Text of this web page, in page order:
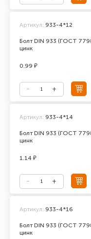
Болт DIN 933 (ГОСТ
цинк
Артикул: 933-4*12
0.99 ₽
Болт DIN 933 (ГОСТ
цинк
Артикул: 933-4*14
1.14 ₽
Болт DIN 933 (ГОСТ
цинк
Артикул: 933-4*16